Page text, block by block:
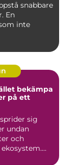
snabbare
En
inte
bekämpa
på ett
sig
undan
och